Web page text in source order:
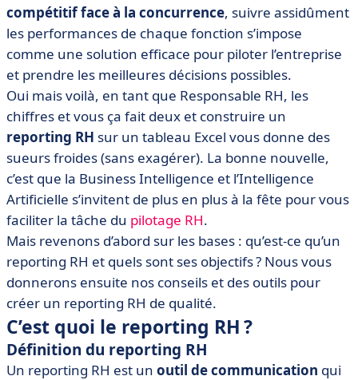
• Exemples et outils pour faciliter la création de votre
reporting RH
• On résume le reporting RH
compétitif face à la concurrence, suivre assidûment
les performances de chaque fonction s’impose
comme une solution efficace pour piloter l’entreprise
et prendre les meilleures décisions possibles.
Oui mais voilà, en tant que Responsable RH, les
chiffres et vous ça fait deux et construire un
reporting RH sur un tableau Excel vous donne des
sueurs froides (sans exagérer). La bonne nouvelle,
c’est que la Business Intelligence et l’Intelligence
Artificielle s’invitent de plus en plus à la fête pour vous
faciliter la tâche du pilotage RH.
Mais revenons d’abord sur les bases : qu’est-ce qu’un
reporting RH et quels sont ses objectifs ? Nous vous
donnerons ensuite nos conseils et des outils pour
créer un reporting RH de qualité.
C’est quoi le reporting RH ?
Définition du reporting RH
Un reporting RH est un outil de communication qui